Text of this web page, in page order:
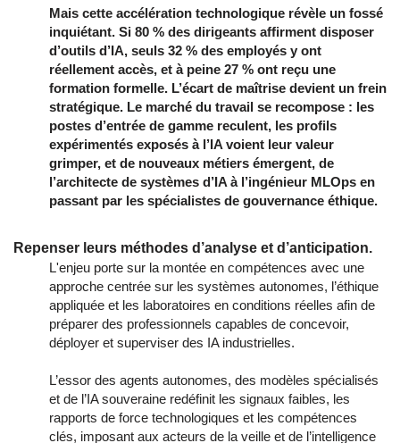
Mais cette accélération technologique révèle un fossé
inquiétant. Si 80 % des dirigeants affirment disposer
d’outils d’IA, seuls 32 % des employés y ont
réellement accès, et à peine 27 % ont reçu une
formation formelle. L’écart de maîtrise devient un frein
stratégique. Le marché du travail se recompose : les
postes d’entrée de gamme reculent, les profils
expérimentés exposés à l’IA voient leur valeur
grimper, et de nouveaux métiers émergent, de
l’architecte de systèmes d’IA à l’ingénieur MLOps en
passant par les spécialistes de gouvernance éthique.
Repenser leurs méthodes d’analyse et d’anticipation.
L'enjeu porte sur la montée en compétences avec une
approche centrée sur les systèmes autonomes, l’éthique
appliquée et les laboratoires en conditions réelles afin de
préparer des professionnels capables de concevoir,
déployer et superviser des IA industrielles.
L’essor des agents autonomes, des modèles spécialisés
et de l’IA souveraine redéfinit les signaux faibles, les
rapports de force technologiques et les compétences
clés, imposant aux acteurs de la veille et de l’intelligence